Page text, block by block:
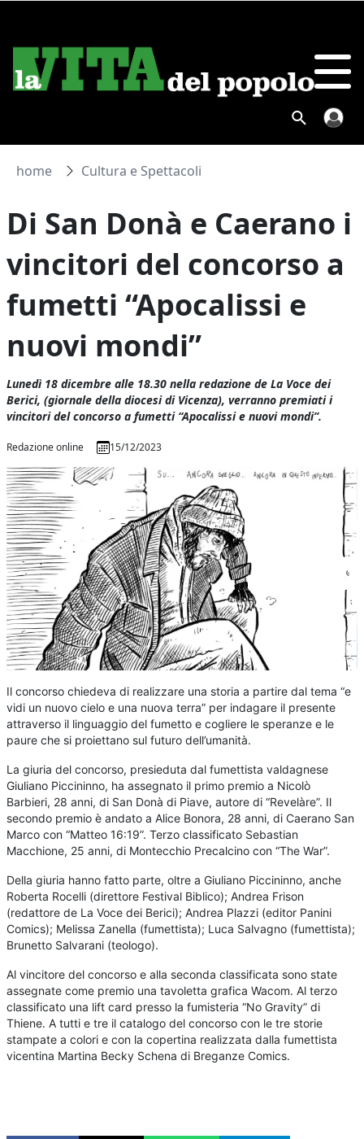
home Cultura e Spettacoli
Di San Donà e Caerano i
vincitori del concorso a
fumetti “Apocalissi e
nuovi mondi”
Lunedì 18 dicembre alle 18.30 nella redazione de La Voce dei
Berici, (giornale della diocesi di Vicenza), verranno premiati i
vincitori del concorso a fumetti “Apocalissi e nuovi mondi”.
Redazione online 15/12/2023
Il concorso chiedeva di realizzare una storia a partire dal tema “e
vidi un nuovo cielo e una nuova terra” per indagare il presente
attraverso il linguaggio del fumetto e cogliere le speranze e le
paure che si proiettano sul futuro dell’umanità.
La giuria del concorso, presieduta dal fumettista valdagnese
Giuliano Piccininno, ha assegnato il primo premio a Nicolò
Barbieri, 28 anni, di San Donà di Piave, autore di “Revelàre”. Il
secondo premio è andato a Alice Bonora, 28 anni, di Caerano San
Marco con “Matteo 16:19”. Terzo classificato Sebastian
Macchione, 25 anni, di Montecchio Precalcino con “The War”.
Della giuria hanno fatto parte, oltre a Giuliano Piccininno, anche
Roberta Rocelli (direttore Festival Biblico); Andrea Frison
(redattore de La Voce dei Berici); Andrea Plazzi (editor Panini
Comics); Melissa Zanella (fumettista); Luca Salvagno (fumettista);
Brunetto Salvarani (teologo).
Al vincitore del concorso e alla seconda classificata sono state
assegnate come premio una tavoletta grafica Wacom. Al terzo
classificato una lift card presso la fumisteria “No Gravity” di
Thiene. A tutti e tre il catalogo del concorso con le tre storie
stampate a colori e con la copertina realizzata dalla fumettista
vicentina Martina Becky Schena di Breganze Comics.